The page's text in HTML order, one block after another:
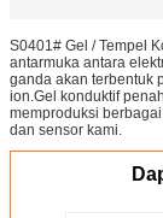
S0401# Gel / Tempel
antarmuka antara
ganda akan terbentuk
ion.Gel konduktif
memproduksi
dan sensor kami.